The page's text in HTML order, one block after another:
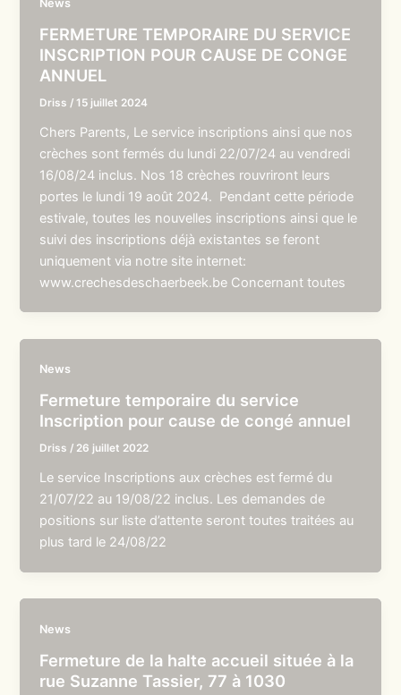
News
FERMETURE TEMPORAIRE DU SERVICE
INSCRIPTION POUR CAUSE DE CONGE
ANNUEL
Driss /15 juillet 2024
Chers Parents, Le service inscriptions ainsi que nos
crèches sont fermés du lundi 22/07/24 au vendredi
16/08/24 inclus. Nos 18 crèches rouvriront leurs
portes le lundi 19 août 2024. Pendant cette période
estivale, toutes les nouvelles inscriptions ainsi que le
suivi des inscriptions déjà existantes se feront
uniquement via notre site internet:
www.crechesdeschaerbeek.be Concernant toutes
News
Fermeture temporaire du service
Inscription pour cause de congé annuel
Driss / 26 juillet 2022
Le service Inscriptions aux crèches est fermé du
21/07/22 au 19/08/22 inclus. Les demandes de
positions sur liste d’attente seront toutes traitées au
plus tard le 24/08/22
News
Fermeture de la halte accueil située à la
rue Suzanne Tassier, 77 à 1030